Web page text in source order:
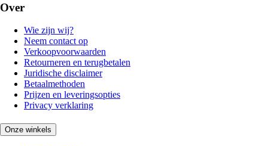
Over
Wie zijn wij?
Neem contact op
Verkoopvoorwaarden
Retourneren en terugbetalen
Juridische disclaimer
Betaalmethoden
Prijzen en leveringsopties
Privacy verklaring
Onze winkels